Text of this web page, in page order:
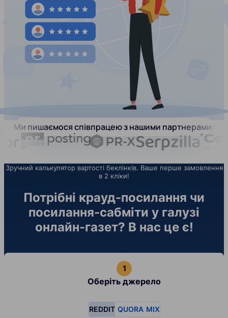
Ми пишаємося співпрацею з нашими партнерами:
Зручний калькулятор вартості беклінків. Ваше перше замовлення
в 2 кліки!
Потрібні крауд-посилання чи
посилання-сабміти у галузі
онлайн-газет? В нас це є!
Оберіть джерело
REDDIT QUORA MIX